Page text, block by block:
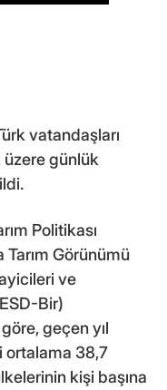
vatandaşları
üzere günlük
Politikası
Görünümü
ve
Bir)
geçen yıl
ortalama 38,7
kişi başına